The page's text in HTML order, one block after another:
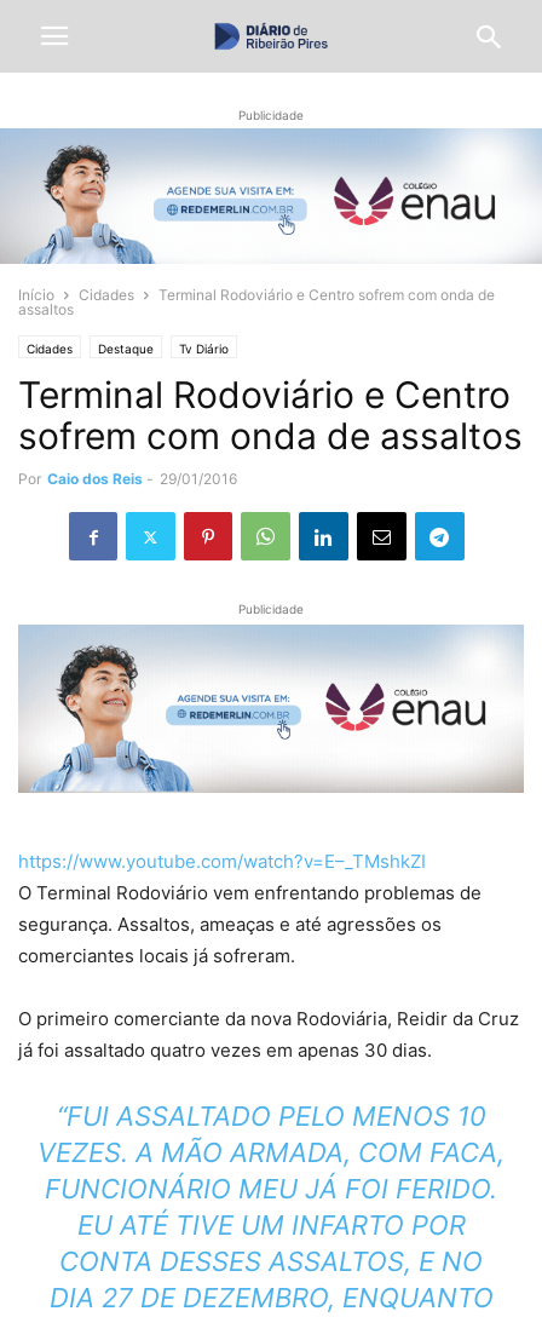
Publicidade
Início Cidades
Terminal Rodoviário e Centro sofrem com onda de
assaltos
Cidades Destaque Tv Diário
Terminal Rodoviário e Centro
sofrem com onda de assaltos
Por Caio dos Reis - 29/01/2016
Publicidade
https://www.youtube.com/watch?v=E–_TMshkZI
O Terminal Rodoviário vem enfrentando problemas de
segurança. Assaltos, ameaças e até agressões os
comerciantes locais já sofreram.
O primeiro comerciante da nova Rodoviária, Reidir da Cruz
já foi assaltado quatro vezes em apenas 30 dias.
“FUI ASSALTADO PELO MENOS 10
VEZES. A MÃO ARMADA, COM FACA,
FUNCIONÁRIO MEU JÁ FOI FERIDO.
EU ATÉ TIVE UM INFARTO POR
CONTA DESSES ASSALTOS, E NO
DIA 27 DE DEZEMBRO, ENQUANTO